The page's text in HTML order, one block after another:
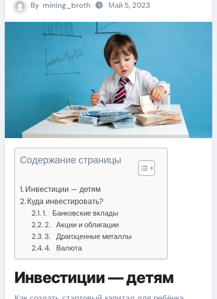
By mining_broth Май 5, 2023
Содержание страницы
Инвестиции — детям
Куда инвестировать?
1. Банковские вклады
2. Акции и облигации
3. Драгоценные металлы
4. Валюта
Инвестиции — детям